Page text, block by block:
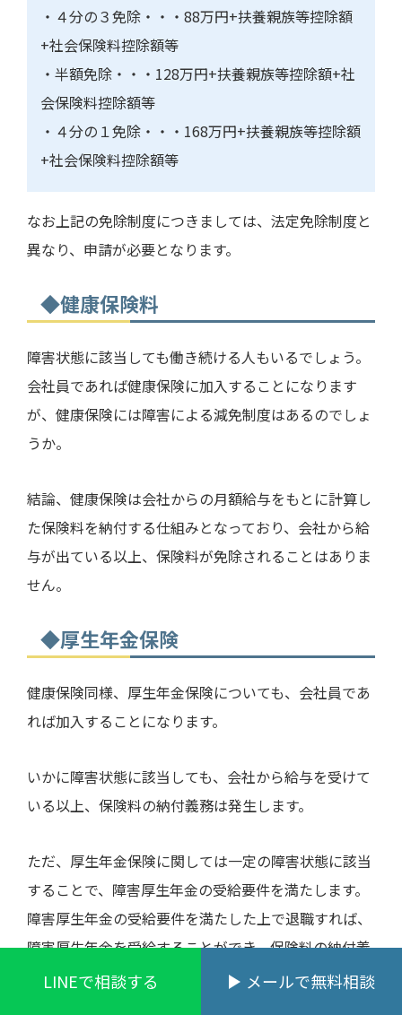
・４分の３免除・・・ 88万円+扶養親族等控除額
+社会保険料控除額等
・半額免除・・・ 128万円+扶養親族等控除額+社
会保険料控除額等
・４分の１免除・・・ 168万円+扶養親族等控除額
+社会保険料控除額等
なお上記の免除制度につきましては、法定免除制度と
異なり、申請が必要となります。
◆健康保険料
障害状態に該当しても働き続ける人もいるでしょう。
会社員であれば健康保険に加入することになります
が、健康保険には障害による減免制度はあるのでしょ
うか。
結論、健康保険は会社からの月額給与をもとに計算し
た保険料を納付する仕組みとなっており、会社から給
与が出ている以上、保険料が免除されることはありま
せん。
◆厚生年金保険
健康保険同様、厚生年金保険についても、会社員であ
れば加入することになります。
いかに障害状態に該当しても、会社から給与を受けて
いる以上、保険料の納付義務は発生します。
ただ、厚生年金保険に関しては一定の障害状態に該当
することで、障害厚生年金の受給要件を満たします。
障害厚生年金の受給要件を満たした上で退職すれば、
障害厚生年金を受給することができ、保険料の納付義
務も発生しないことになります。
LINEで相談する メールで無料相談